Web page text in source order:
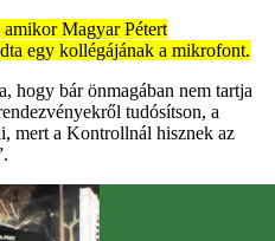
Magyar Pétert
egy kollégájának a mikrofont.
hogy bár önmagában nem tartja
tudósítson, a
mert a Kontrollnál hisznek az